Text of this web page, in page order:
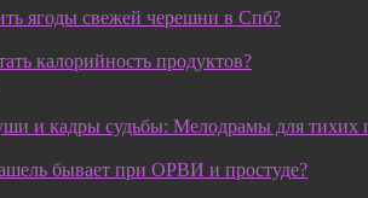
ягоды свежей черешни в Спб?
калорийность продуктов?
и кадры судьбы: Мелодрамы для тихих
бывает при ОРВИ и простуде?